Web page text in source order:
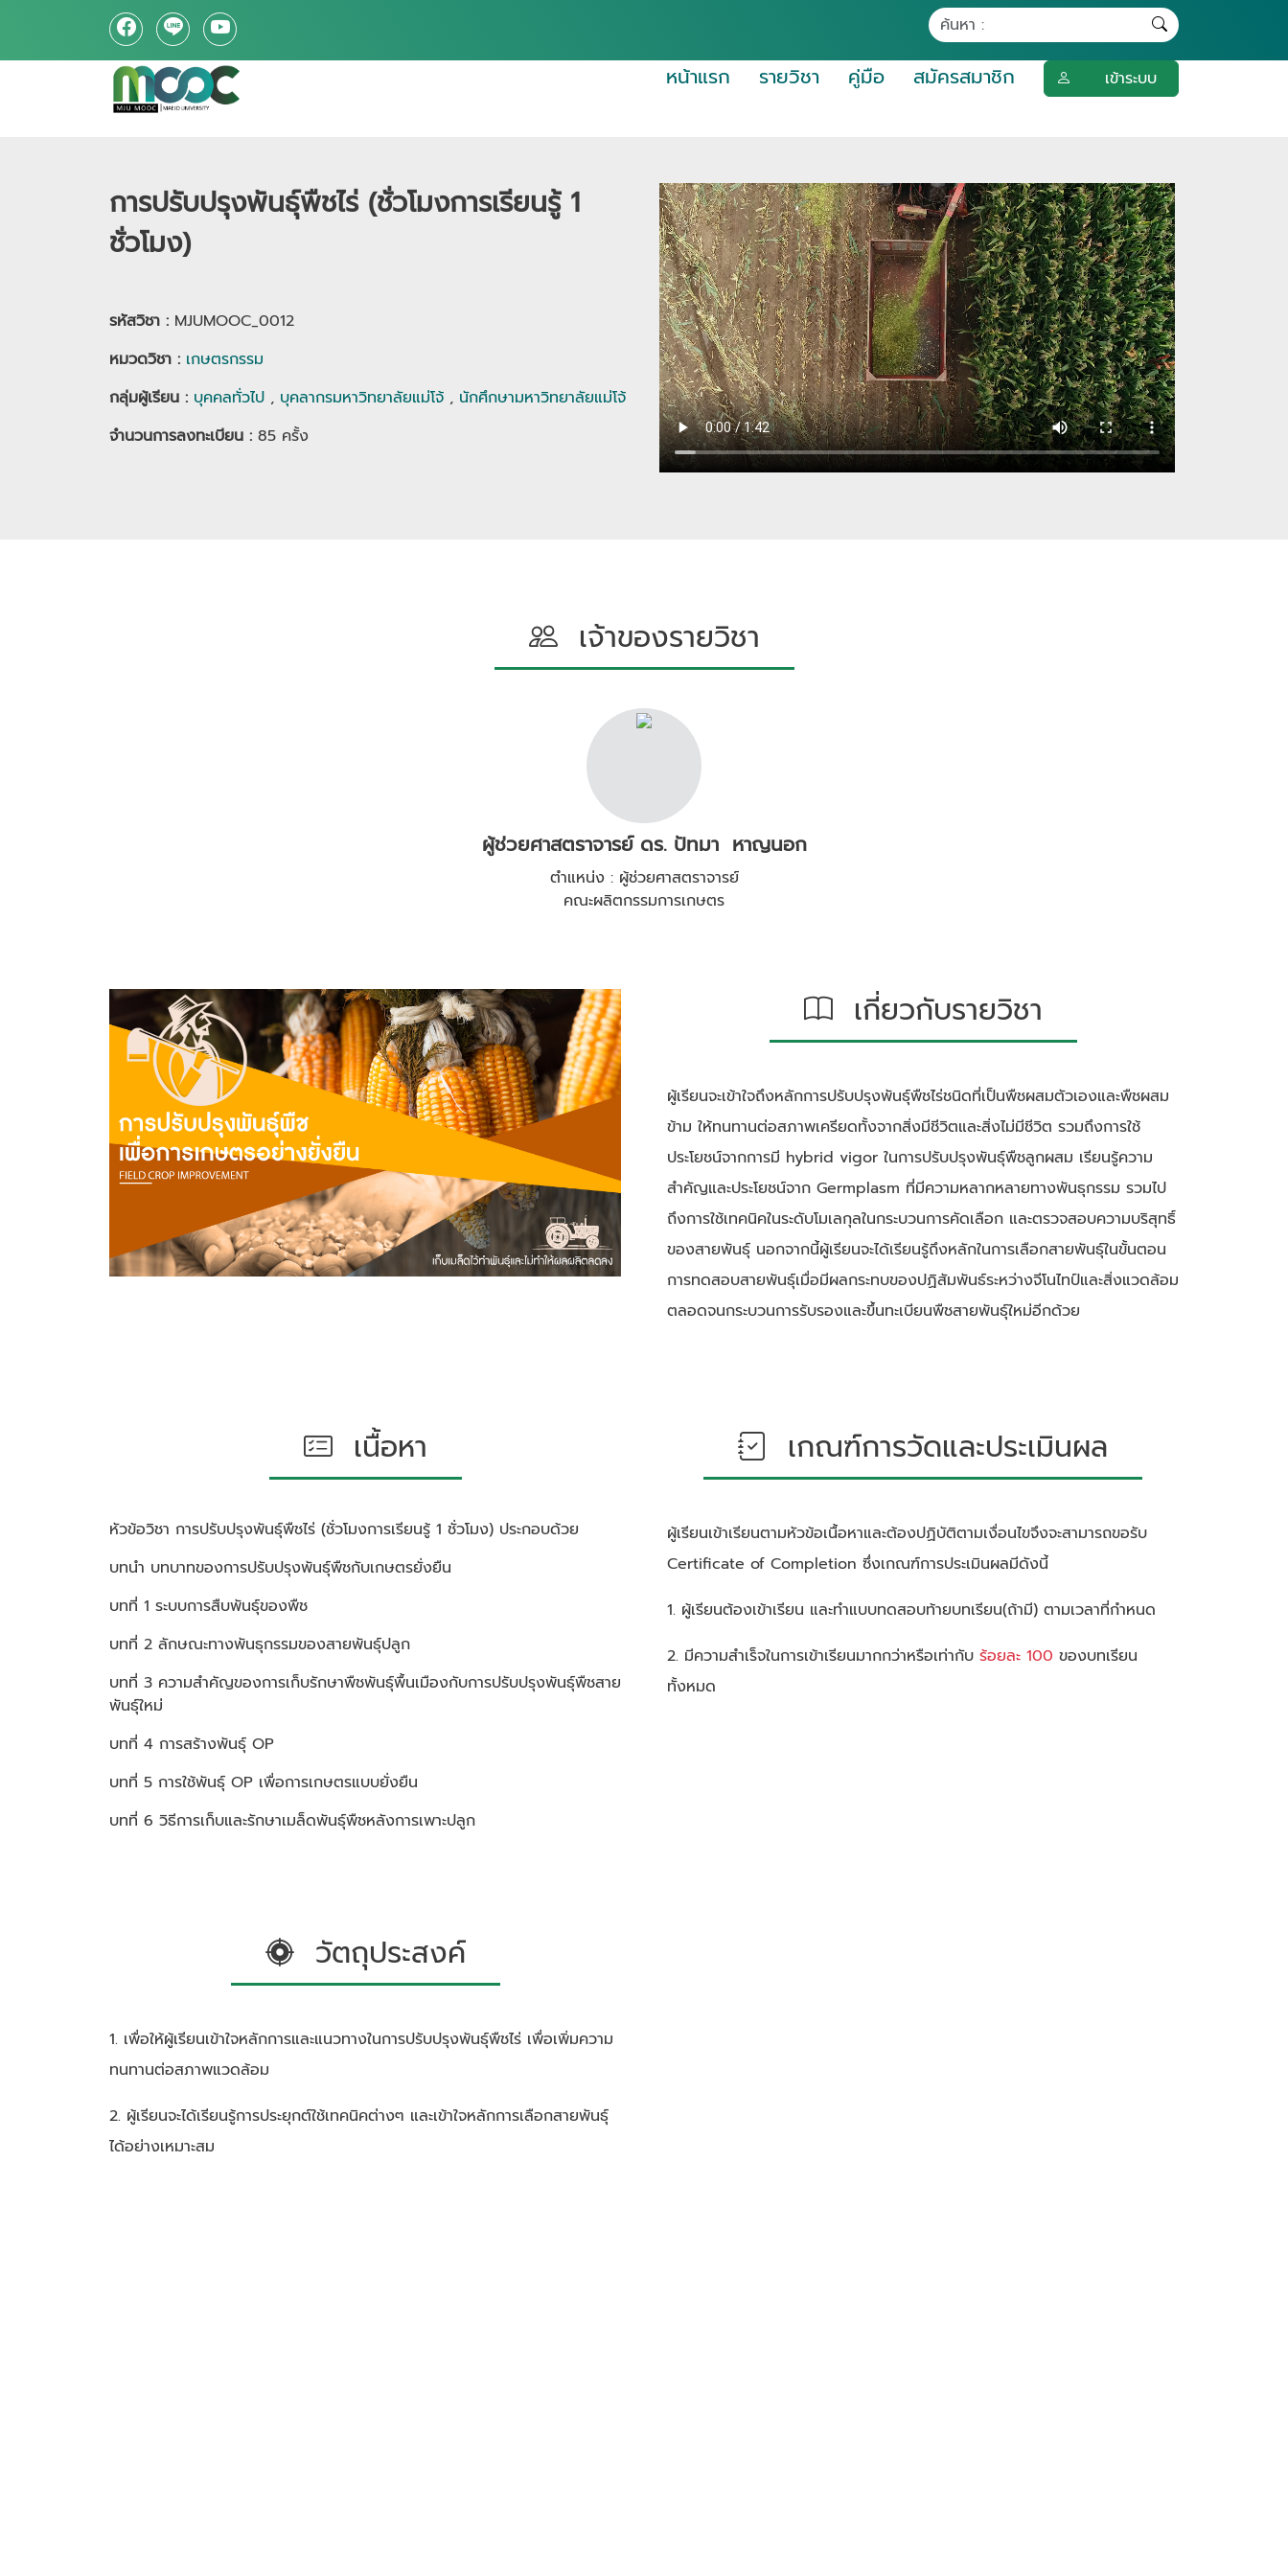
หน้าแรก รายวิชา คู่มือ สมัครสมาชิก เข้าระบบ
การปรับปรุงพันธุ์พืชไร่ (ชั่วโมงการเรียนรู้ 1
ชั่วโมง)
รหัสวิชา : MJUMOOC_0012
หมวดวิชา : เกษตรกรรม
กลุ่มผู้เรียน : บุคคลทั่วไป , บุคลากรมหาวิทยาลัยแม่โจ้ , นักศึกษามหาวิทยาลัยแม่โจ้
จำนวนการลงทะเบียน : 85 ครั้ง
เจ้าของรายวิชา
ผู้ช่วยศาสตราจารย์ ดร. ปัทมา หาญนอก
ตำแหน่ง : ผู้ช่วยศาสตราจารย์
คณะผลิตกรรมการเกษตร
เกี่ยวกับรายวิชา
ผู้เรียนจะเข้าใจถึงหลักการปรับปรุงพันธุ์พืชไร่ชนิดที่เป็นพืชผสมตัวเองและพืชผสม
ข้าม ให้ทนทานต่อสภาพเครียดทั้งจากสิ่งมีชีวิตและสิ่งไม่มีชีวิต รวมถึงการใช้
ประโยชน์จากการมี hybrid vigor ในการปรับปรุงพันธุ์พืชลูกผสม เรียนรู้ความ
สําคัญและประโยชน์จาก Germplasm ที่มีความหลากหลายทางพันธุกรรม รวมไป
ถึงการใช้เทคนิคในระดับโมเลกุลในกระบวนการคัดเลือก และตรวจสอบความบริสุทธิ์
ของสายพันธุ์ นอกจากนี้ผู้เรียนจะได้เรียนรู้ถึงหลักในการเลือกสายพันธุ์ในขั้นตอน
การทดสอบสายพันธุ์เมื่อมีผลกระทบของปฏิสัมพันธ์ระหว่างจีโนไทป์และสิ่งแวดล้อม
ตลอดจนกระบวนการรับรองและขึ้นทะเบียนพืชสายพันธุ์ใหม่อีกด้วย
เนื้อหา
หัวข้อวิชา การปรับปรุงพันธุ์พืชไร่ (ชั่วโมงการเรียนรู้ 1 ชั่วโมง) ประกอบด้วย
บทนำ บทบาทของการปรับปรุงพันธุ์พืชกับเกษตรยั่งยืน
บทที่ 1 ระบบการสืบพันธุ์ของพืช
บทที่ 2 ลักษณะทางพันธุกรรมของสายพันธุ์ปลูก
บทที่ 3 ความสำคัญของการเก็บรักษาพืชพันธุ์พื้นเมืองกับการปรับปรุงพันธุ์พืชสาย
พันธุ์ใหม่
บทที่ 4 การสร้างพันธุ์ OP
บทที่ 5 การใช้พันธุ์ OP เพื่อการเกษตรแบบยั่งยืน
บทที่ 6 วิธีการเก็บและรักษาเมล็ดพันธุ์พืชหลังการเพาะปลูก
เกณฑ์การวัดและประเมินผล
ผู้เรียนเข้าเรียนตามหัวข้อเนื้อหาและต้องปฏิบัติตามเงื่อนไขจึงจะสามารถขอรับ
Certificate of Completion ซึ่งเกณฑ์การประเมินผลมีดังนี้
1. ผู้เรียนต้องเข้าเรียน และทำแบบทดสอบท้ายบทเรียน(ถ้ามี) ตามเวลาที่กำหนด
2. มีความสำเร็จในการเข้าเรียนมากกว่าหรือเท่ากับ ร้อยละ 100 ของบทเรียน
ทั้งหมด
วัตถุประสงค์
1. เพื่อให้ผู้เรียนเข้าใจหลักการและแนวทางในการปรับปรุงพันธุ์พืชไร่ เพื่อเพิ่มความ
ทนทานต่อสภาพแวดล้อม
2. ผู้เรียนจะได้เรียนรู้การประยุกต์ใช้เทคนิคต่างๆ และเข้าใจหลักการเลือกสายพันธุ์
ได้อย่างเหมาะสม